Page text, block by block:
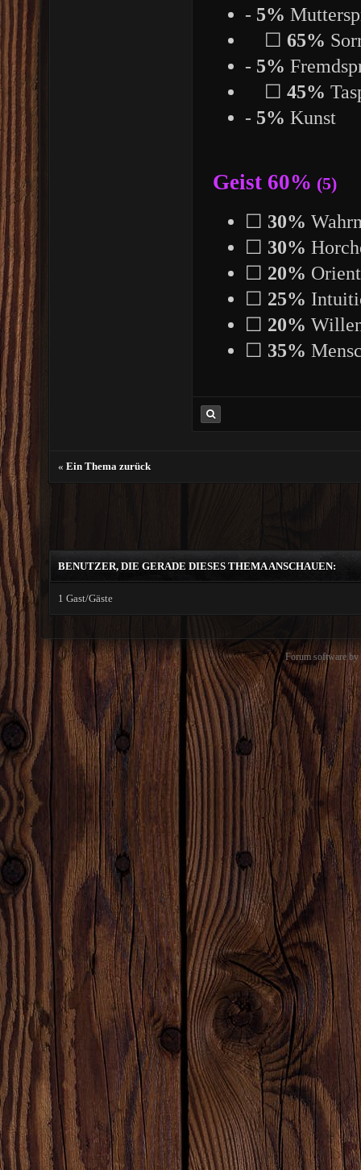
- 5%
☐ 65%
- 5%
☐ 45%
- 5% Kunst
Geist 60% (5)
☐ 30%
☐ 30%
☐ 20%
☐ 25%
☐ 20%
☐ 35%
« Ein Thema zurück
BENUTZER, DIE GERADE DIESES THEMA ANSCHAUEN:
1 Gast/Gäste
Forum software